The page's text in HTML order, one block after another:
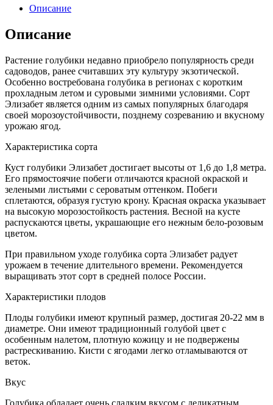
Описание
Описание
Растение голубики недавно приобрело популярность среди
садоводов, ранее считавших эту культуру экзотической.
Особенно востребована голубика в регионах с коротким
прохладным летом и суровыми зимними условиями. Сорт
Элизабет является одним из самых популярных благодаря
своей морозоустойчивости, позднему созреванию и вкусному
урожаю ягод.
Характеристика сорта
Куст голубики Элизабет достигает высоты от 1,6 до 1,8 метра.
Его прямостоячие побеги отличаются красной окраской и
зелеными листьями с сероватым оттенком. Побеги
сплетаются, образуя густую крону. Красная окраска указывает
на высокую морозостойкость растения. Весной на кусте
распускаются цветы, украшающие его нежным бело-розовым
цветом.
При правильном уходе голубика сорта Элизабет радует
урожаем в течение длительного времени. Рекомендуется
выращивать этот сорт в средней полосе России.
Характеристики плодов
Плоды голубики имеют крупный размер, достигая 20-22 мм в
диаметре. Они имеют традиционный голубой цвет с
особенным налетом, плотную кожицу и не подвержены
растрескиванию. Кисти с ягодами легко отламываются от
веток.
Вкус